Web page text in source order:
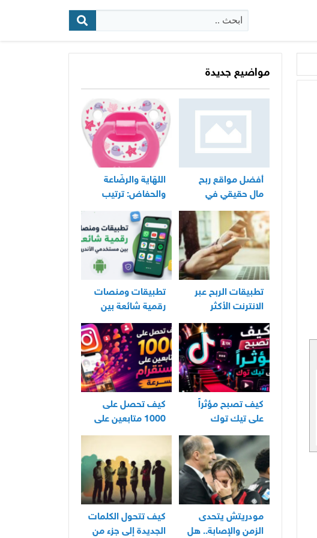
البحث:
مواضيع جديدة
أفضل مواقع ربح
مال حقيقي في
المغرب
اللهّاية والرضّاعة
والحفاض: ترتيب
عملي لأساسيات
العناية اليومية
بالرضيع
تطبيقات الربح عبر
الانترنت الأكثر
استخدامًا في العراق
تطبيقات ومنصات
رقمية شائعة بين
مستخدمي الأندرويد
كيف تصبح مؤثراً
على تيك توك
كيف تحصل على
1000 متابعين على
انستقرام بسرعة
مودريتش يتحدى
الزمن والإصابة.. هل
كيف تتحول الكلمات
الجديدة إلى جزء من